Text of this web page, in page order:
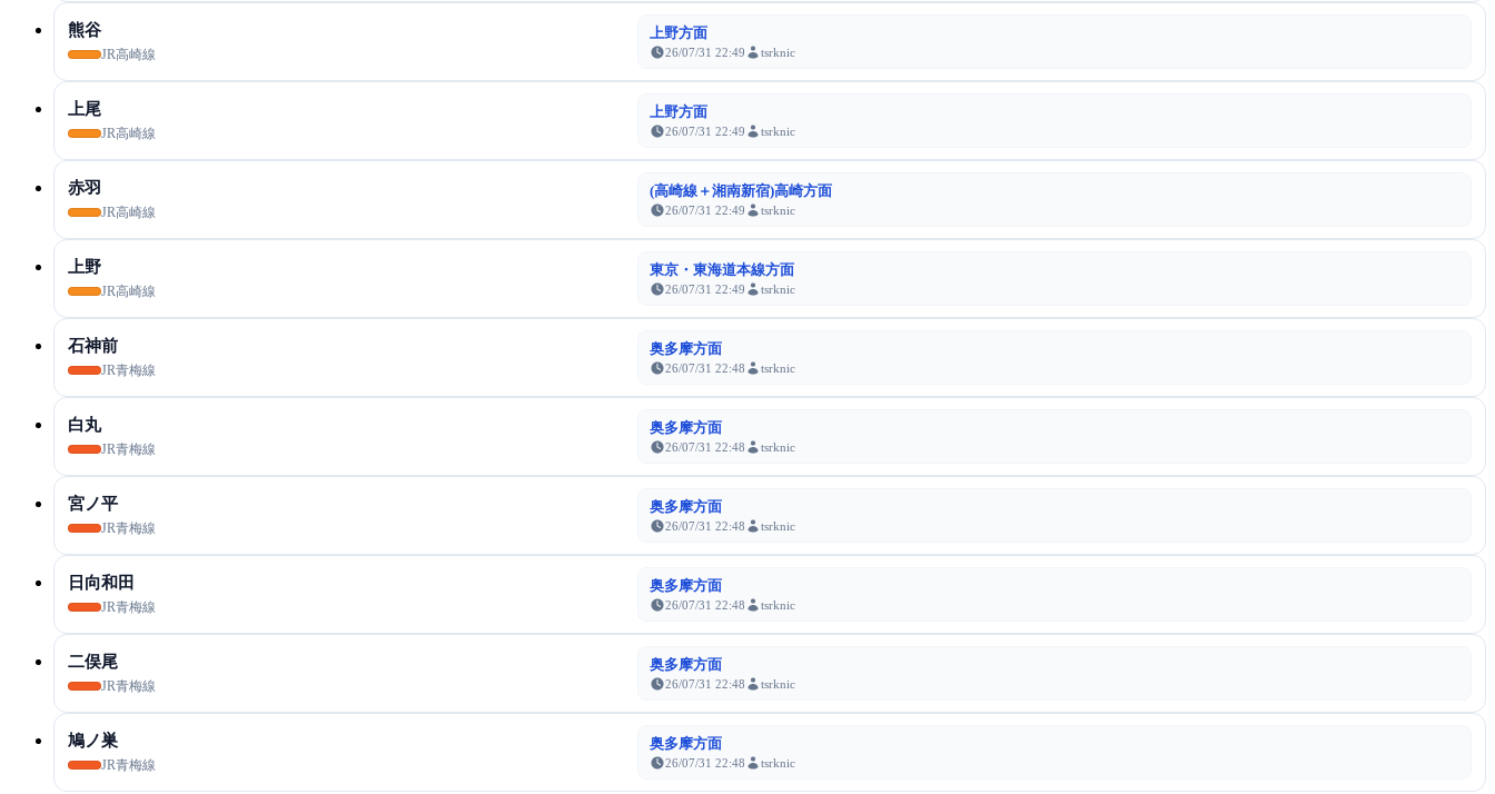
熊谷
JR高崎線
上野方面
26/07/31 22:49 tsrknic
上尾
JR高崎線
上野方面
26/07/31 22:49 tsrknic
赤羽
JR高崎線
(高崎線＋湘南新宿)高崎方面
26/07/31 22:49 tsrknic
上野
JR高崎線
東京・東海道本線方面
26/07/31 22:49 tsrknic
石神前
JR青梅線
奥多摩方面
26/07/31 22:48 tsrknic
白丸
JR青梅線
奥多摩方面
26/07/31 22:48 tsrknic
宮ノ平
JR青梅線
奥多摩方面
26/07/31 22:48 tsrknic
日向和田
JR青梅線
奥多摩方面
26/07/31 22:48 tsrknic
二俣尾
JR青梅線
奥多摩方面
26/07/31 22:48 tsrknic
鳩ノ巣
JR青梅線
奥多摩方面
26/07/31 22:48 tsrknic